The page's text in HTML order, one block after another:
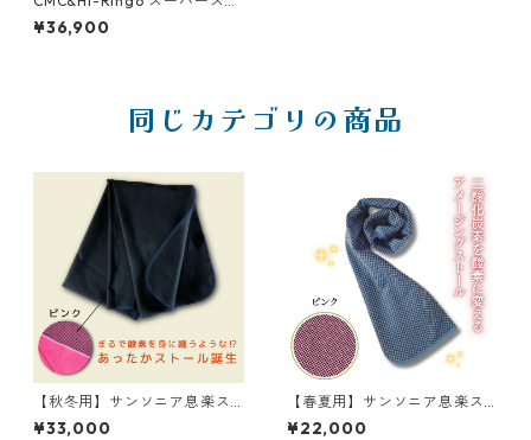
ール
¥36,900
同じカテゴリの商品
【秋冬用】サンソニア息楽ス
トール
¥33,000
【春夏用】サンソニア息楽ス
トール
¥22,000